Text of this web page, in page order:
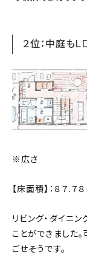
２位：中庭も
※広さ
【床面積】：８７.７
リビング・ダイニ
ことができました
ごせそうです。